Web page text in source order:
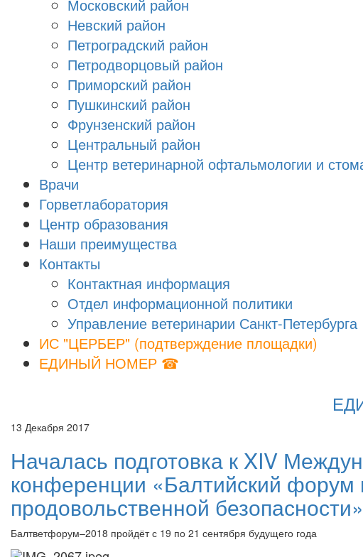
Московский район
Невский район
Петроградский район
Петродворцовый район
Приморский район
Пушкинский район
Фрунзенский район
Цeнтральный район
Центр ветеринарной офтальмологии и
Врачи
Горветлаборатория
Центр образования
Наши преимущества
Контакты
Контактная информация
Отдел информационной политики
Управление ветеринарии Санкт-Петербурга
ИС "ЦЕРБЕР" (подтверждение площадки)
ЕДИНЫЙ НОМЕР ☎
13 Декабря 2017
Началась подготовка к XIV
конференции «Балтийский
продовольственной
Балтветфорум–2018 пройдёт с 19 по 21 сентября будущего года